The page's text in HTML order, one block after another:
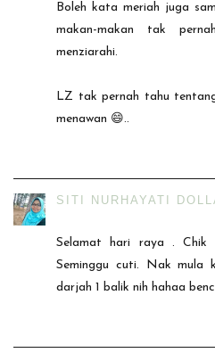
Boleh kata meriah juga
makan-makan tak
menziarahi.
LZ tak pernah tahu
menawan 😄..
SITI NURHAYATI
Selamat hari raya .
Seminggu cuti. Nak mula
darjah 1 balik nih hahaa